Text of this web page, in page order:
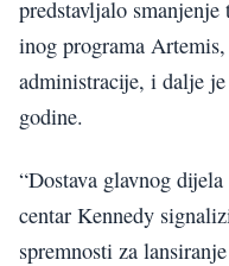
predstavljalo
inog programa
administracije, i dalje
godine.
“Dostava glavnog
centar Kennedy
spremnosti za